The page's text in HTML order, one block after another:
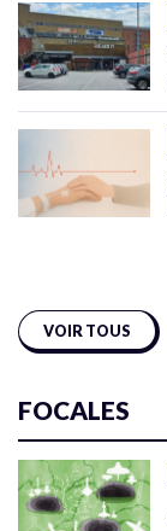
VOIR TOUS
FOCALES